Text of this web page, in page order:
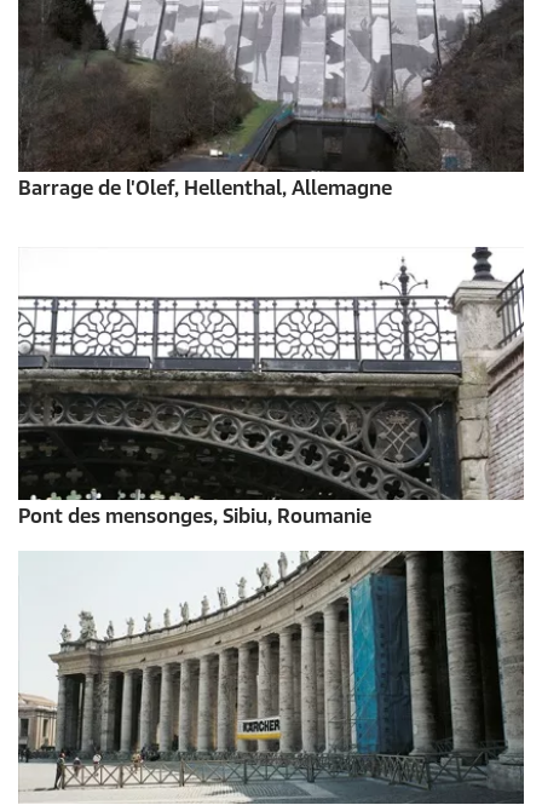
Barrage de l'Olef, Hellenthal, Allemagne
Pont des mensonges, Sibiu, Roumanie